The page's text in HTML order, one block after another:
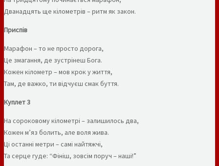
Дванадцять ще кілометрів – ритм як закон.
Приспів
Марафон – то не просто дорога,
Це змагання, де зустрінеш Бога.
Кожен кілометр – мов крок у життя,
Там, де важко, ти відчуєш смак буття.
Куплет 3
На сороковому кілометрі – залишилось два,
Кожен м’яз болить, але воля жива.
Ці останні метри – самі найтяжчі,
Та серце гуде: “Фініш, зовсім поруч – наші!”